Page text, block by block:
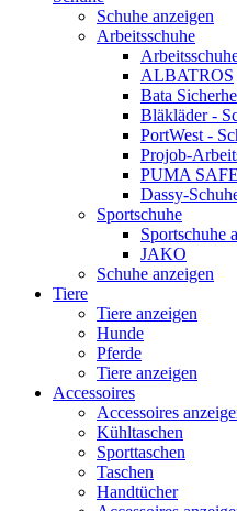
Schuhe anzeigen
Arbeitsschuhe
ALBATROS
Bata
Bläkläder -
PortWest -
Projob-
PUMA
Dassy-
Sportschuhe
Sportschuhe
JAKO
Schuhe anzeigen
Tiere
Tiere anzeigen
Hunde
Pferde
Tiere anzeigen
Accessoires
Accessoires
Kühltaschen
Sporttaschen
Taschen
Handtücher